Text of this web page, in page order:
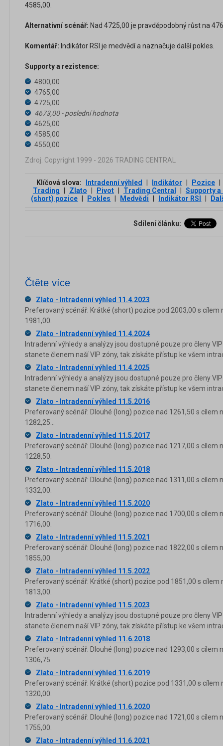
4585,00.
Alternativní scénář: Nad 4725,00 je pravděpodobný růst na
Komentář: Indikátor RSI je medvědí a naznačuje další pokles.
Supporty a rezistence:
4800,00
4765,00
4725,00
4673,00 - poslední hodnota
4625,00
4585,00
4550,00
Zdroj: Copyright 1999 - 2026 TRADING CENTRAL
Klíčová slova: Intradenní výhled Indikátor Pozice
Trading
Zlato Pivot Trading Central
Supporty
(short) pozice
Pokles Medvědi Indikátor RSI
Sdílení článku:
Čtěte více
Zlato - Intradenní výhled 11.4.2023
Preferovaný scénář: Krátké (short) pozice pod 2003,00 s cílem
1981,00.
Zlato - Intradenní výhled 11.4.2024
Intradenní výhledy a analýzy jsou dostupné pouze pro členy
stanete členem naší VIP zóny, tak získáte přístup ke všem
Zlato - Intradenní výhled 11.4.2025
Intradenní výhledy a analýzy jsou dostupné pouze pro členy
stanete členem naší VIP zóny, tak získáte přístup ke všem
Zlato - Intradenní výhled 11.5.2016
Preferovaný scénář: Dlouhé (long) pozice nad 1261,50 s cílem
1282,25...
Zlato - Intradenní výhled 11.5.2017
Preferovaný scénář: Dlouhé (long) pozice nad 1217,00 s cílem
1228,50.
Zlato - Intradenní výhled 11.5.2018
Preferovaný scénář: Dlouhé (long) pozice nad 1311,00 s cílem
1332,00.
Zlato - Intradenní výhled 11.5.2020
Preferovaný scénář: Dlouhé (long) pozice nad 1700,00 s cílem
1716,00.
Zlato - Intradenní výhled 11.5.2021
Preferovaný scénář: Dlouhé (long) pozice nad 1822,00 s cílem
1855,00.
Zlato - Intradenní výhled 11.5.2022
Preferovaný scénář: Krátké (short) pozice pod 1851,00 s cílem
1813,00.
Zlato - Intradenní výhled 11.5.2023
Intradenní výhledy a analýzy jsou dostupné pouze pro členy
stanete členem naší VIP zóny, tak získáte přístup ke všem
Zlato - Intradenní výhled 11.6.2018
Preferovaný scénář: Dlouhé (long) pozice nad 1293,00 s cílem
1306,75.
Zlato - Intradenní výhled 11.6.2019
Preferovaný scénář: Krátké (short) pozice pod 1331,00 s cílem
1320,00.
Zlato - Intradenní výhled 11.6.2020
Preferovaný scénář: Dlouhé (long) pozice nad 1721,00 s cílem
1755,00.
Zlato - Intradenní výhled 11.6.2021